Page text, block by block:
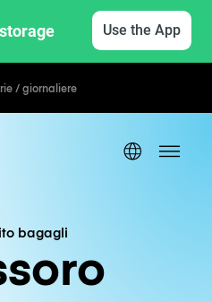
Use the App
/ giornaliere
bagagli